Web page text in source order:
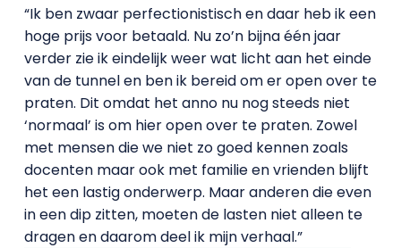
“Ik ben zwaar perfectionistisch en daar heb ik een
hoge prijs voor betaald. Nu zo’n bijna één jaar
verder zie ik eindelijk weer wat licht aan het einde
van de tunnel en ben ik bereid om er open over te
praten. Dit omdat het anno nu nog steeds niet
‘normaal’ is om hier open over te praten. Zowel
met mensen die we niet zo goed kennen zoals
docenten maar ook met familie en vrienden blijft
het een lastig onderwerp. Maar anderen die even
in een dip zitten, moeten de lasten niet alleen te
dragen en daarom deel ik mijn verhaal.”